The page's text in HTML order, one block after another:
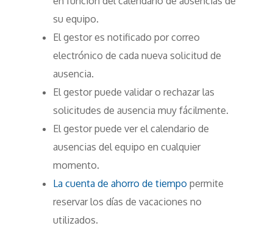
su equipo.
El gestor es notificado por correo
electrónico de cada nueva solicitud de
ausencia.
El gestor puede validar o rechazar las
solicitudes de ausencia muy fácilmente.
El gestor puede ver el calendario de
ausencias del equipo en cualquier
momento.
La cuenta de ahorro de tiempo permite
reservar los días de vacaciones no
utilizados.